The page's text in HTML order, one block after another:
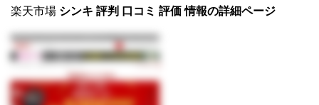
楽天市場 シンキ 評判 口コミ 評価 情報の詳細ページ